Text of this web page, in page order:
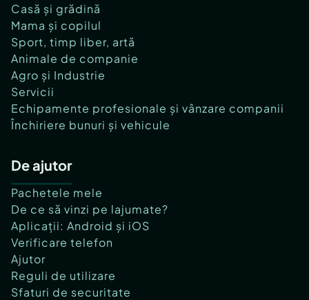
Casă și grădină
Mama și copilul
Sport, timp liber, artă
Animale de companie
Agro și Industrie
Servicii
Echipamente profesionale și vânzare companii
Închiriere bunuri și vehicule
De ajutor
Pachetele mele
De ce să vinzi pe lajumate?
Aplicații: Android și iOS
Verificare telefon
Ajutor
Reguli de utilizare
Sfaturi de securitate